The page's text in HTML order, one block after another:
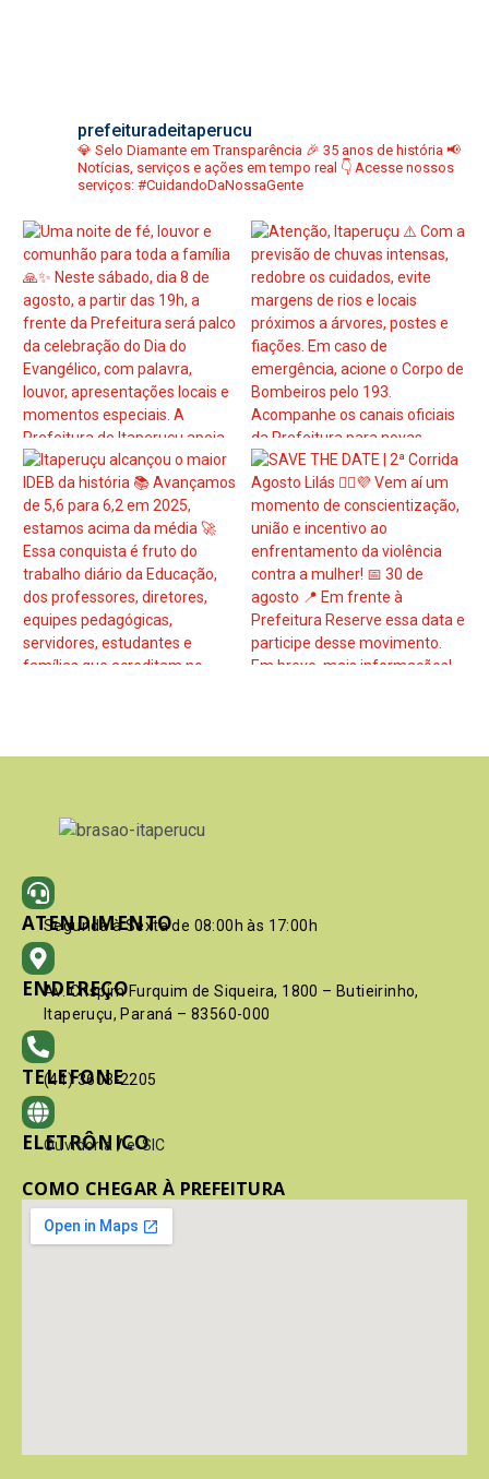
prefeituradeitaperucu
💎 Selo Diamante em Transparência 🎉 35 anos de história 📢
Notícias, serviços e ações em tempo real 👇 Acesse nossos
serviços: #CuidandoDaNossaGente
ATENDIMENTO
Segunda à Sexta de 08:00h às 17:00h
ENDEREÇO
Av. Crispim Furquim de Siqueira, 1800 – Butieirinho,
Itaperuçu, Paraná – 83560-000
TELEFONE
(41) 3603-2205
ELETRÔNICO
Ouvidoria / e-SIC
COMO CHEGAR À PREFEITURA